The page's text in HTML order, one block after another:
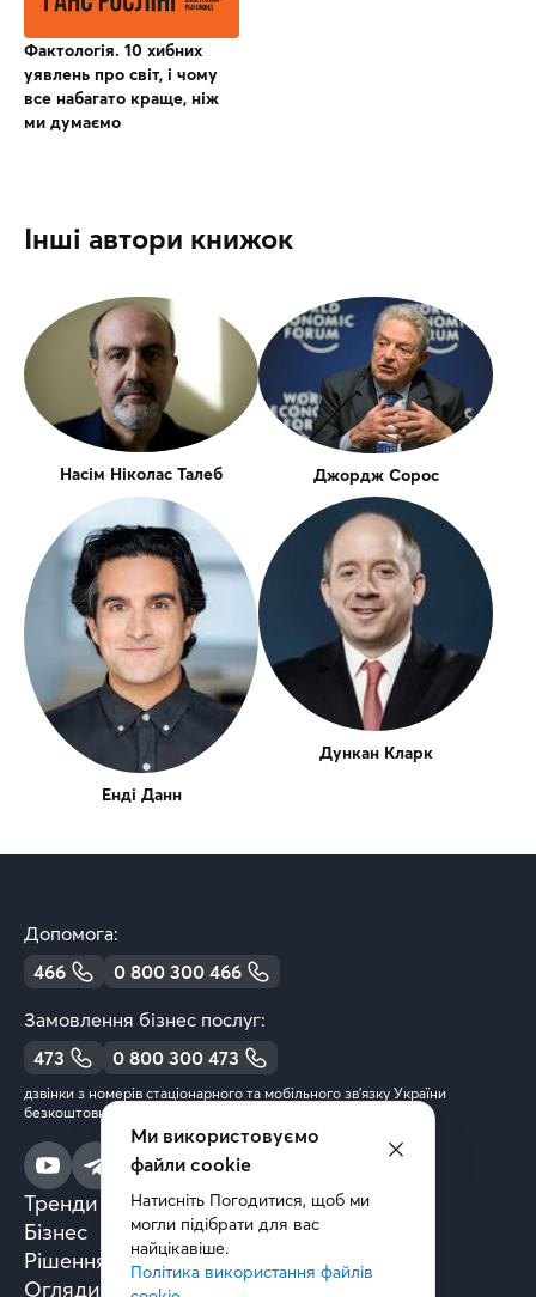
Фактологія. 10 хибних
уявлень про світ, і чому
все набагато краще, ніж
ми думаємо
Інші автори книжок
Насім Ніколас Талеб Джордж Сорос
Енді Данн
Дункан Кларк
Допомога:
466
0 800 300 466
Замовлення бізнес послуг:
473
0 800 300 473
дзвінки з номерів стаціонарного та мобільного зв’язку України
безкоштовні
Тренди та аналітика
Бізнес
Рішення та технології
Огляди книг
Ми використовуємо
файли cookie
Натисніть Погодитися, щоб ми
могли підібрати для вас
найцікавіше.
Політика використання файлів